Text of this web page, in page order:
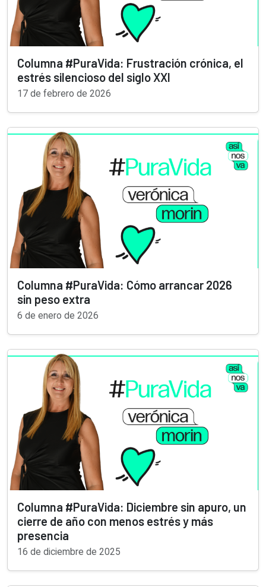
Columna #PuraVida: Frustración crónica, el
estrés silencioso del siglo XXI
17 de febrero de 2026
Columna #PuraVida: Cómo arrancar 2026
sin peso extra
6 de enero de 2026
Columna #PuraVida: Diciembre sin apuro, un
cierre de año con menos estrés y más
presencia
16 de diciembre de 2025